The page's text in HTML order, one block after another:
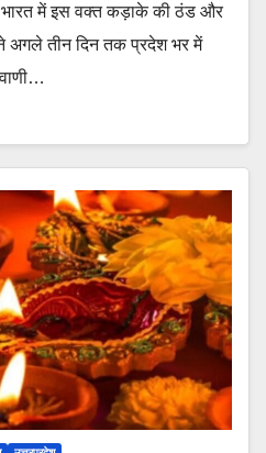
भारत में इस वक्त कड़ाके की ठंड और
अगले तीन दिन तक प्रदेश भर में